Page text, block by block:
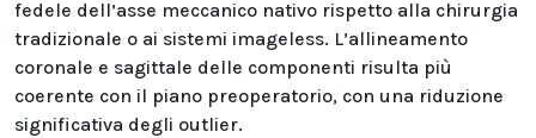
fedele dell’asse meccanico nativo rispetto alla chirurgia
tradizionale o ai sistemi imageless. L’allineamento
coronale e sagittale delle componenti risulta più
coerente con il piano preoperatorio, con una riduzione
significativa degli outlier.